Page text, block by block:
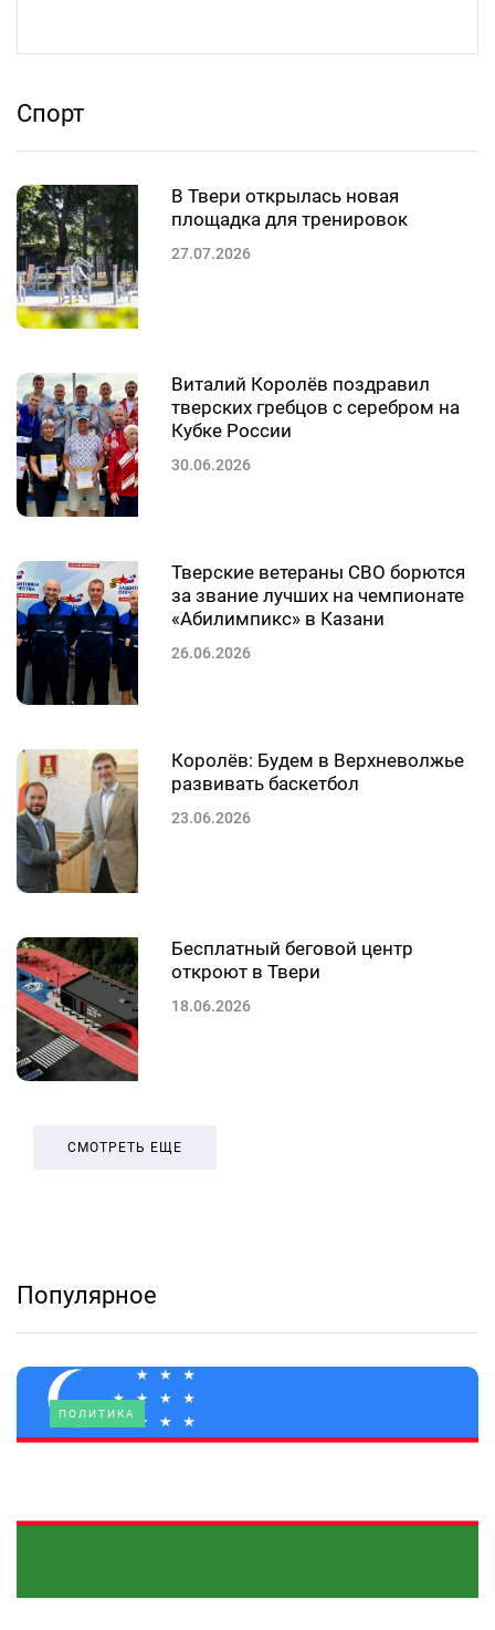
Спорт
В Твери открылась новая
площадка для тренировок
27.07.2026
Виталий Королёв поздравил
тверских гребцов с серебром на
Кубке России
30.06.2026
Тверские ветераны СВО борются
за звание лучших на чемпионате
«Абилимпикс» в Казани
26.06.2026
Королёв: Будем в Верхневолжье
развивать баскетбол
23.06.2026
Бесплатный беговой центр
откроют в Твери
18.06.2026
СМОТРЕТЬ ЕЩЕ
Популярное
ПОЛИТИКА